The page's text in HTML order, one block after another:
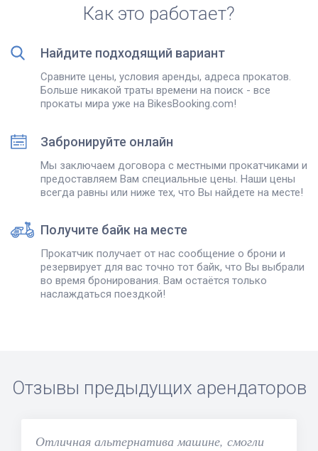
Как это работает?
Найдите подходящий вариант
Сравните цены, условия аренды, адреса прокатов.
Больше никакой траты времени на поиск - все
прокаты мира уже на BikesBooking.com!
Забронируйте онлайн
Мы заключаем договора с местными прокатчиками и
предоставляем Вам специальные цены. Наши цены
всегда равны или ниже тех, что Вы найдете на месте!
Получите байк на месте
Прокатчик получает от нас сообщение о брони и
резервирует для вас точно тот байк, что Вы выбрали
во время бронирования. Вам остаётся только
наслаждаться поездкой!
Отзывы предыдущих арендаторов
Отличная альтернатива машине, смогли